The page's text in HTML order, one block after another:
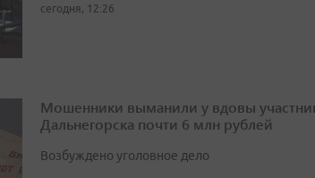
сегодня, 12:26
Мошенники выманили у вдовы
Дальнегорска почти 6 млн рублей
Возбуждено уголовное дело